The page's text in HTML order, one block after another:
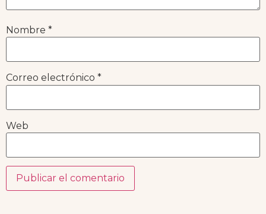
Nombre *
Correo electrónico *
Web